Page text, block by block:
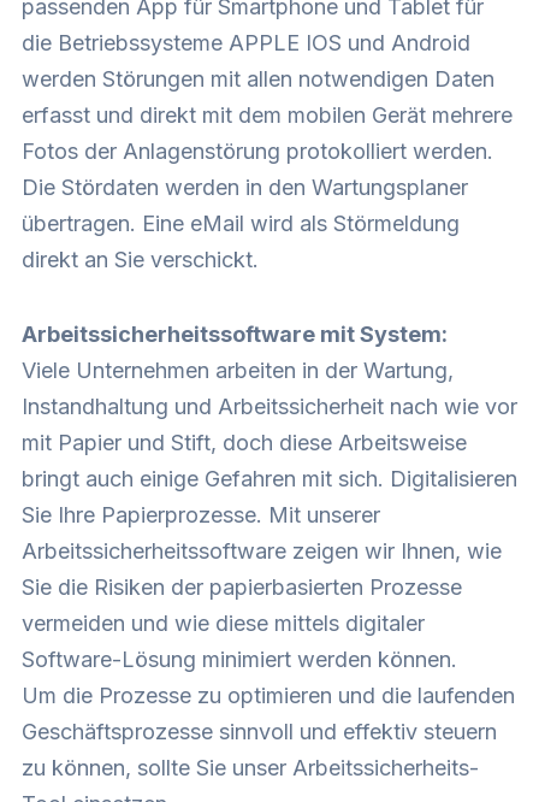
passenden App für Smartphone und Tablet für
die Betriebssysteme APPLE IOS und Android
werden Störungen mit allen notwendigen Daten
erfasst und direkt mit dem mobilen Gerät mehrere
Fotos der Anlagenstörung protokolliert werden.
Die Stördaten werden in den Wartungsplaner
übertragen. Eine eMail wird als Störmeldung
direkt an Sie verschickt.
Arbeitssicherheitssoftware mit System:
Viele Unternehmen arbeiten in der Wartung,
Instandhaltung und Arbeitssicherheit nach wie vor
mit Papier und Stift, doch diese Arbeitsweise
bringt auch einige Gefahren mit sich. Digitalisieren
Sie Ihre Papierprozesse. Mit unserer
Arbeitssicherheitssoftware zeigen wir Ihnen, wie
Sie die Risiken der papierbasierten Prozesse
vermeiden und wie diese mittels digitaler
Software-Lösung minimiert werden können.
Um die Prozesse zu optimieren und die laufenden
Geschäftsprozesse sinnvoll und effektiv steuern
zu können, sollte Sie unser Arbeitssicherheits-